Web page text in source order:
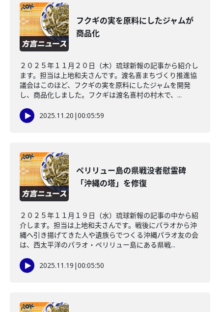
フクギの実を原料にしたジャムが
商品化
２０２５年１１月２０日（木）琉球新報の記事から紹介し
ます。担当は上地和夫さんです。渡名喜まちづくり推進協
議会はこのほど、フクギの実を原料にしたジャムを開発
し、商品化しました。フクギは渡名喜村の村木で、...
2025.11.20 |00:05:59
ペリリュー島の県戦没者慰霊碑
「沖縄の塔」を修復
２０２５年１１月１９日（水）琉球新報の記事の中から紹
介します。担当は上地和夫さんです。戦後にパラオから沖
縄へ引き揚げてきた人や遺族らでつくる沖縄パラオ友の会
は、西太平洋のパラオ・ペリリュー島にある県戦...
2025.11.19 |00:05:50